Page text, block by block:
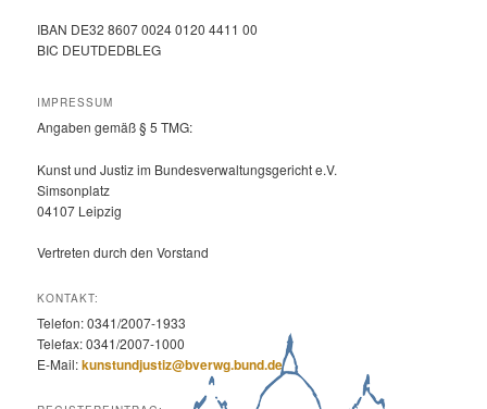
IBAN DE32 8607 0024 0120 4411 00
BIC DEUTDEDBLEG
IMPRESSUM
Angaben gemäß § 5 TMG:
Kunst und Justiz im Bundesverwaltungsgericht e.V.
Simsonplatz
04107 Leipzig
Vertreten durch den Vorstand
KONTAKT:
Telefon: 0341/2007-1933
Telefax: 0341/2007-1000
E-Mail:kunstundjustiz@bverwg.bund.de